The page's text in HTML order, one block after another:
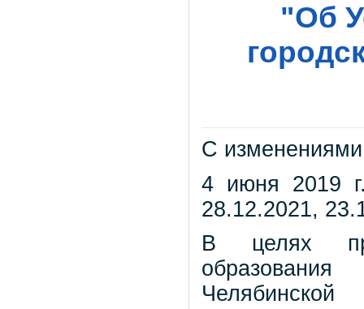
"Об
С
4 июня 2019
28.12.2021,
В целях
образования